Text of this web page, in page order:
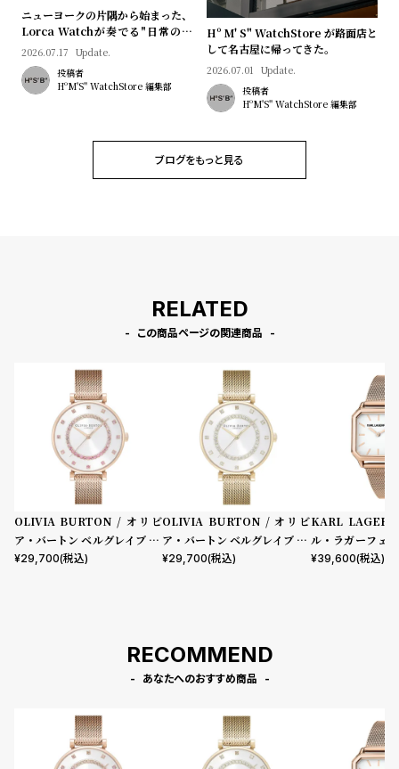
問
せ
ニューヨークの片隅から始まった、
Lorca Watchが奏でる"日常のロ
マン"｜Brand Picks #08
2026.07.17 Update.
投稿者
HºM'S" WatchStore 編集部
Hº M' S" WatchStore が路面店と
して名古屋に帰ってきた。
2026.07.01 Update.
投稿者
HºM'S" WatchStore 編集部
ブログをもっと見る
RELATED
この商品ページの関連商品
OLIVIA BURTON / オリビ
ア・バートン ベルグレイブ 32
mm ティーバー ホワイト カー
¥29,700(税込)
OLIVIA BURTON / オリビ
ア・バートン ベルグレイブ 32
mm ティーバー ホワイト ゴー
¥29,700(税込)
KARL
ル・ラガーフェ
クラシック ホワ
¥39,600(税込)
RECOMMEND
あなたへのおすすめ商品